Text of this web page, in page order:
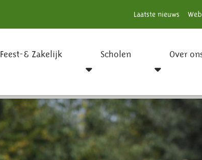
Laatste nieuws
Feest-& Zakelijk Scholen Over